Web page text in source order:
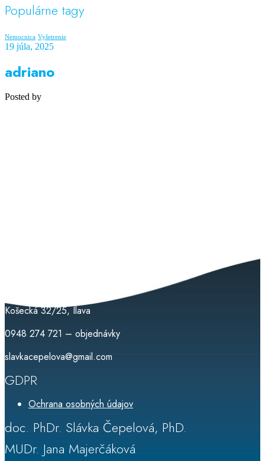
Populárne tagy
Nemocnica Vyšetrenie
19 júla, 2025
adriano
Posted by
Košecká 32/25, Ilava
0948 274 721 – objednávky
slavkacepelova@gmail.com
GDPR
Ochrana osobných údajov
doc. PhDr. Slávka Čepelová, PhD.
MUDr. Jana Majerčáková